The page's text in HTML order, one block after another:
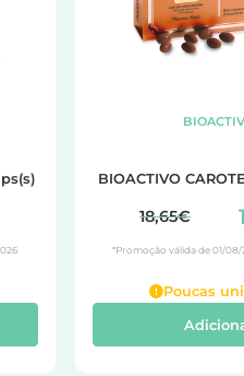
BIOACTIVO
18,65€
*Promoção válida de 01/08/
Poucas